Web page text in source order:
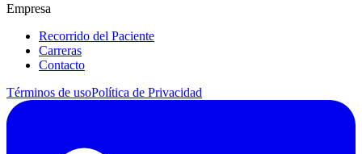
Empresa
Recorrido del Paciente
Carreras
Contacto
Términos de usoPolítica de Privacidad